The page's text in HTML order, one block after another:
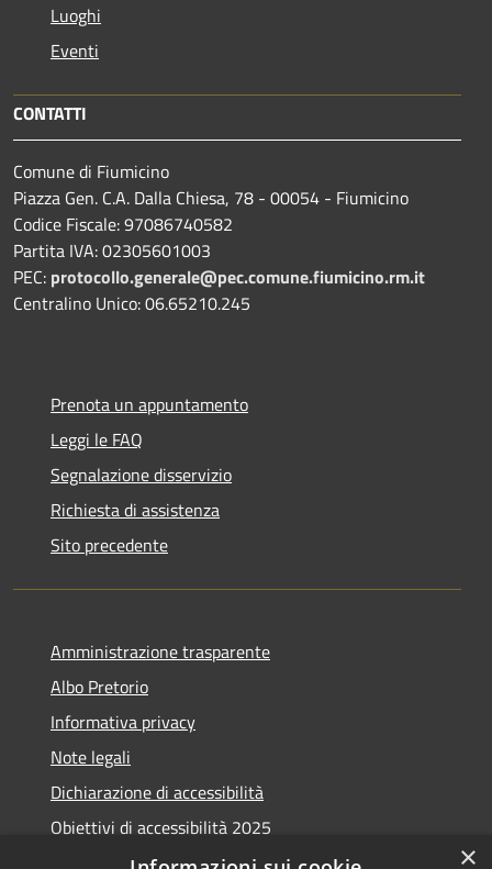
Luoghi
Eventi
CONTATTI
Comune di Fiumicino
Piazza Gen. C.A. Dalla Chiesa, 78 - 00054 - Fiumicino
Codice Fiscale: 97086740582
Partita IVA: 02305601003
PEC: protocollo.generale@pec.comune.fiumicino.rm.it
Centralino Unico: 06.65210.245
Prenota un appuntamento
Leggi le FAQ
Segnalazione disservizio
Richiesta di assistenza
Sito precedente
Amministrazione trasparente
Albo Pretorio
Informativa privacy
Note legali
Dichiarazione di accessibilità
Obiettivi di accessibilità 2025
Meccanismo di feedback
×